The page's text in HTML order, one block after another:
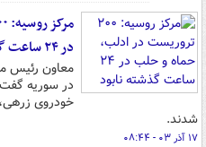
در ۲۴ ساعت گذشته نابود شدند
معاون رئیس
شدند.
۱۷ آذر ۰۳ - ۰۸:۴۴